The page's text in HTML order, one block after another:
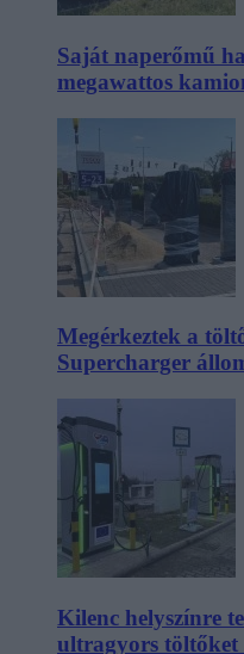
Saját naperőmű
megawattos
Megérkeztek a
Supercharger
Kilenc helyszínre
ultragyors töltőket